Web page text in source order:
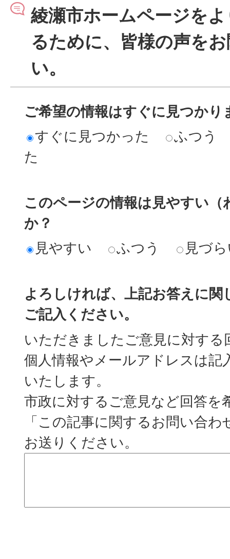
綾瀬市ホームページを
るために、皆様の声を
い。
ご希望の情報はすぐに見つかり
すぐに見つかった
ふつう
た
このページの情報は見やすい
か？
見やすい
ふつう 見づ
よろしければ、上記お答えに関
ご記入ください。
いただきましたご意見に対する
個人情報やメールアドレスは記
いたします。
市政に対するご意見など回答を
「この記事に関するお問い合
お送りください。